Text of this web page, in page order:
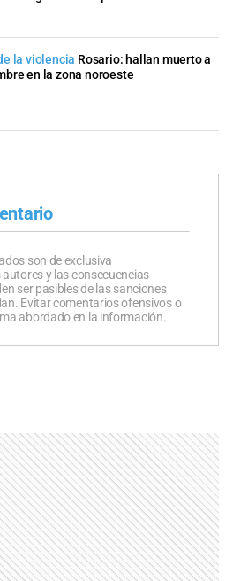
la violencia Rosario: hallan muerto a
en la zona noroeste
son de exclusiva
y las consecuencias
ser pasibles de las sanciones
Evitar comentarios ofensivos o
abordado en la información.